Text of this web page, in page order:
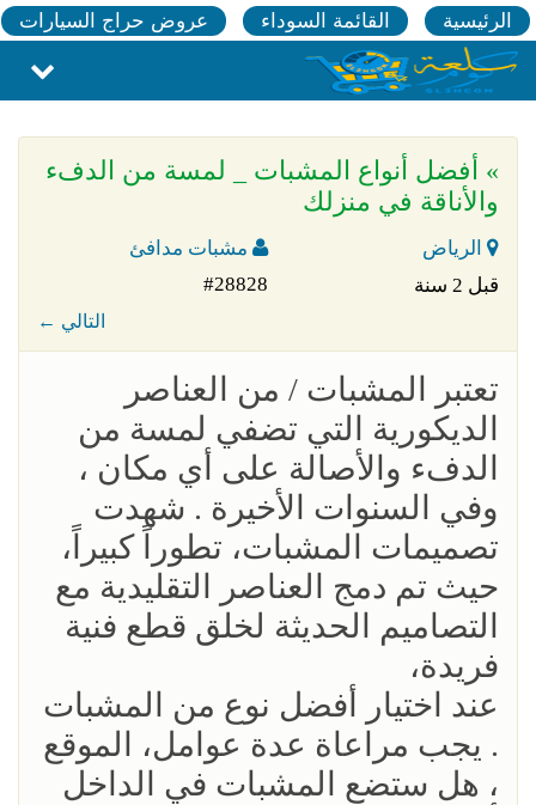
الرئيسية القائمة السوداء عروض حراج السيارات
» أفضل أنواع المشبات _ لمسة من الدفء
والأناقة في منزلك
الرياض
مشبات مدافئ
قبل 2 سنة
#28828
← التالي
تعتبر المشبات / من العناصر
الديكورية التي تضفي لمسة من
الدفء والأصالة على أي مكان ،
وفي السنوات الأخيرة . شهدت
تصميمات المشبات، تطوراً كبيراً،
حيث تم دمج العناصر التقليدية مع
التصاميم الحديثة لخلق قطع فنية
فريدة،
عند اختيار أفضل نوع من المشبات
. يجب مراعاة عدة عوامل، الموقع
، هل ستضع المشبات في الداخل